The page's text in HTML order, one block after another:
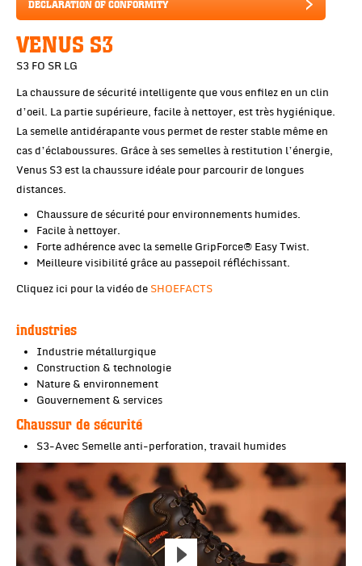
DECLARATION OF CONFORMITY
VENUS S3
S3 FO SR LG
La chaussure de sécurité intelligente que vous enfilez en un clin
d’oeil. La partie supérieure, facile à nettoyer, est très hygiénique.
La semelle antidérapante vous permet de rester stable même en
cas d’éclaboussures. Grâce à ses semelles à restitution l’énergie,
Venus S3 est la chaussure idéale pour parcourir de longues
distances.
Chaussure de sécurité pour environnements humides.
Facile à nettoyer.
Forte adhérence avec la semelle GripForce® Easy Twist.
Meilleure visibilité grâce au passepoil réfléchissant.
Cliquez ici pour la vidéo de SHOEFACTS
industries
Industrie métallurgique
Construction & technologie
Nature & environnement
Gouvernement & services
Chaussur de sécurité
S3-Avec Semelle anti-perforation, travail humides